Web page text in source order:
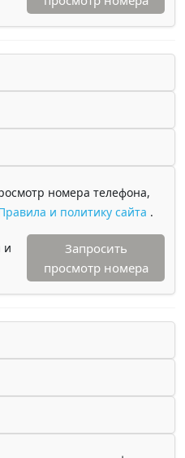
номера телефона,
и политику сайта .
и
Запросить
просмотр номера